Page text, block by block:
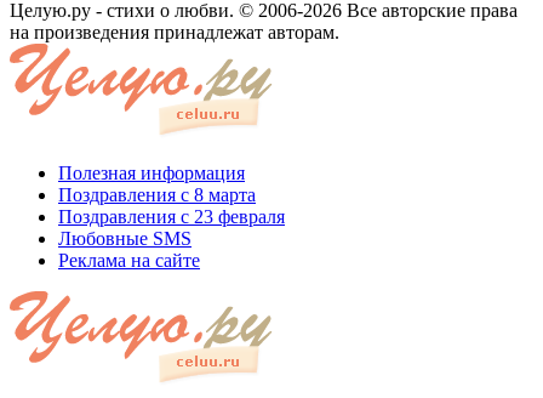
Целую.ру - стихи о любви. © 2006-2026 Все авторские права
на произведения принадлежат авторам.
Полезная информация
Поздравления с 8 марта
Поздравления с 23 февраля
Любовные SMS
Реклама на сайте